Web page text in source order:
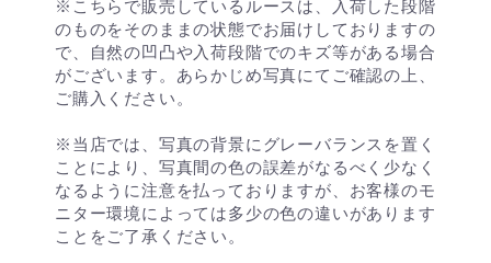
※こちらで販売しているルースは、入荷した段階
のものをそのままの状態でお届けしておりますの
で、自然の凹凸や入荷段階でのキズ等がある場合
がございます。あらかじめ写真にてご確認の上、
ご購入ください。
※当店では、写真の背景にグレーバランスを置く
ことにより、写真間の色の誤差がなるべく少なく
なるように注意を払っておりますが、お客様のモ
ニター環境によっては多少の色の違いがあります
ことをご了承ください。